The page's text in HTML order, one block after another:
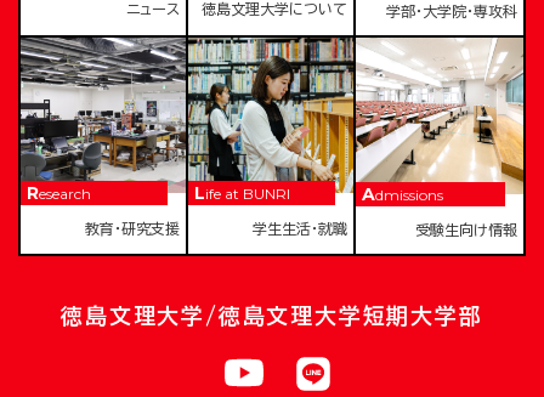
ニュース 徳島文理大学について 学部・大学院・専攻科
Research
教育・研究支援
Life at BUNRI
学生生活・就職
Admissions
受験生向け情報
徳島文理大学/徳島文理大学短期大学部